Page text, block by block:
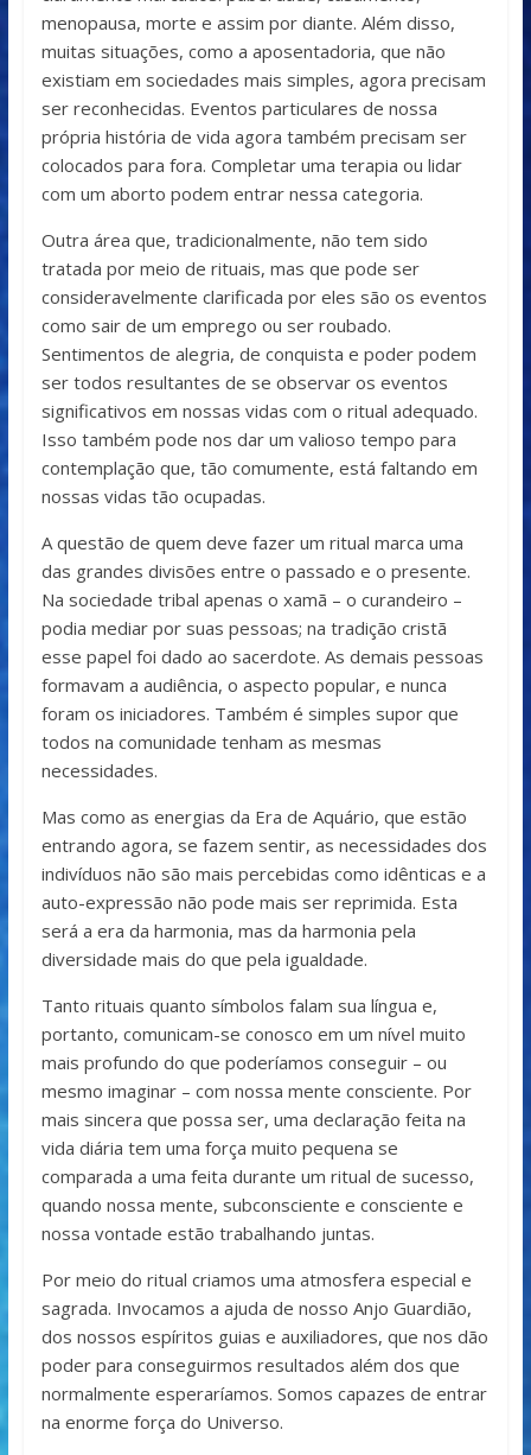
menopausa, morte e assim por diante. Além disso,
muitas situações, como a aposentadoria, que não
existiam em sociedades mais simples, agora precisam
ser reconhecidas. Eventos particulares de nossa
própria história de vida agora também precisam ser
colocados para fora. Completar uma terapia ou lidar
com um aborto podem entrar nessa categoria.
Outra área que, tradicionalmente, não tem sido
tratada por meio de rituais, mas que pode ser
consideravelmente clarificada por eles são os eventos
como sair de um emprego ou ser roubado.
Sentimentos de alegria, de conquista e poder podem
ser todos resultantes de se observar os eventos
significativos em nossas vidas com o ritual adequado.
Isso também pode nos dar um valioso tempo para
contemplação que, tão comumente, está faltando em
nossas vidas tão ocupadas.
A questão de quem deve fazer um ritual marca uma
das grandes divisões entre o passado e o presente.
Na sociedade tribal apenas o xamã – o curandeiro –
podia mediar por suas pessoas; na tradição cristã
esse papel foi dado ao sacerdote. As demais pessoas
formavam a audiência, o aspecto popular, e nunca
foram os iniciadores. Também é simples supor que
todos na comunidade tenham as mesmas
necessidades.
Mas como as energias da Era de Aquário, que estão
entrando agora, se fazem sentir, as necessidades dos
indivíduos não são mais percebidas como idênticas e a
auto-expressão não pode mais ser reprimida. Esta
será a era da harmonia, mas da harmonia pela
diversidade mais do que pela igualdade.
Tanto rituais quanto símbolos falam sua língua e,
portanto, comunicam-se conosco em um nível muito
mais profundo do que poderíamos conseguir – ou
mesmo imaginar – com nossa mente consciente. Por
mais sincera que possa ser, uma declaração feita na
vida diária tem uma força muito pequena se
comparada a uma feita durante um ritual de sucesso,
quando nossa mente, subconsciente e consciente e
nossa vontade estão trabalhando juntas.
Por meio do ritual criamos uma atmosfera especial e
sagrada. Invocamos a ajuda de nosso Anjo Guardião,
dos nossos espíritos guias e auxiliadores, que nos dão
poder para conseguirmos resultados além dos que
normalmente esperaríamos. Somos capazes de entrar
na enorme força do Universo.